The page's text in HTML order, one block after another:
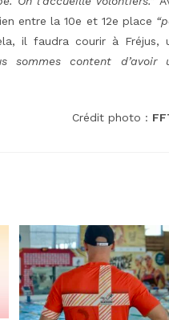
entre la 10e et 12e place
il faudra courir à Fréjus,
sommes content d’avoir
Crédit photo :